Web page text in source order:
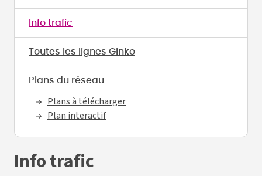
Info trafic
Toutes les lignes Ginko
Plans du réseau
Plans à télécharger
Plan interactif
Info trafic